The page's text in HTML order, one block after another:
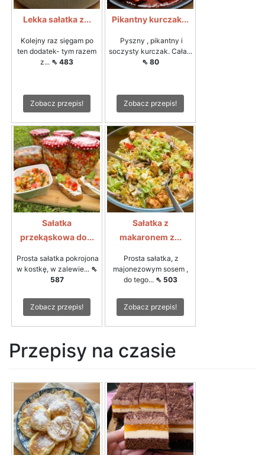
Lekka sałatka z...
Kolejny raz sięgam po
ten dodatek- tym razem
z... ⇖ 483
Zobacz przepis!
Pikantny kurczak...
Pyszny , pikantny i
soczysty kurczak. Cała...
⇖ 80
Zobacz przepis!
Sałatka
przekąskowa do...
Prosta sałatka pokrojona
w kostkę, w zalewie... ⇖
587
Zobacz przepis!
Sałatka z
makaronem z...
Prosta sałatka, z
majonezowym sosem ,
do tego... ⇖ 503
Zobacz przepis!
Przepisy na czasie